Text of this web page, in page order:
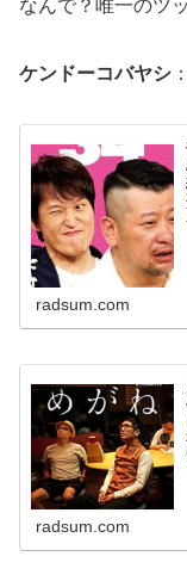
なんで？唯一のツ
ケンドーコバヤシ
radsum.com
radsum.com